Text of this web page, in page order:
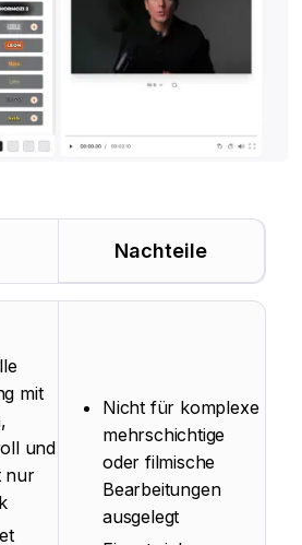
Nachteile
mit
und
nur
Nicht für komplexe
mehrschichtige
oder filmische
Bearbeitungen
ausgelegt